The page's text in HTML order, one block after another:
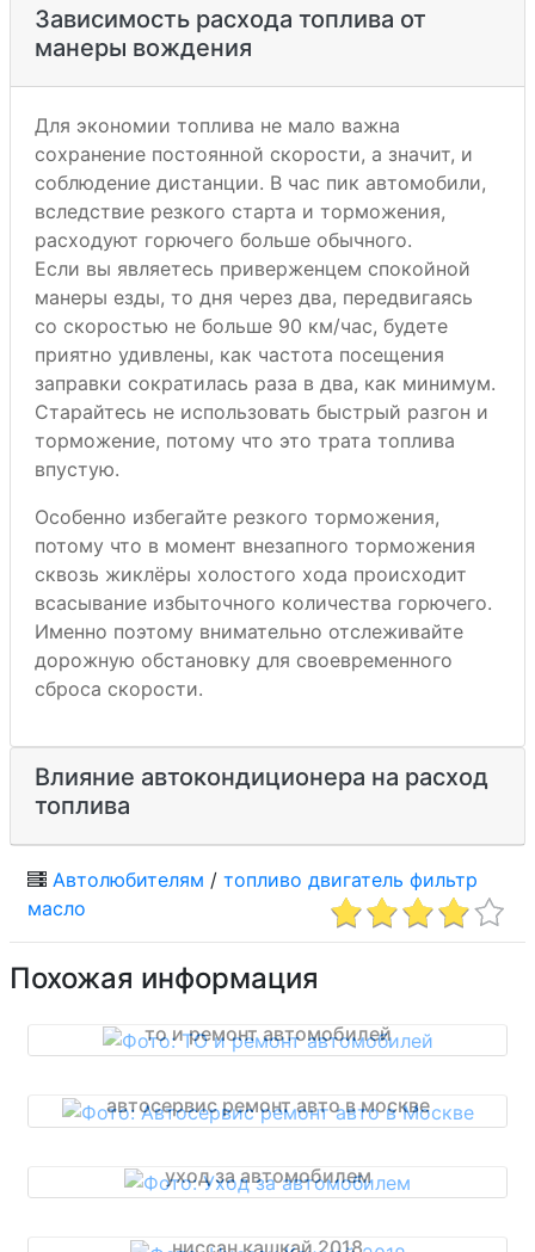
Зависимость расхода топлива от
манеры вождения
Для экономии топлива не мало важна
сохранение постоянной скорости, а значит, и
соблюдение дистанции. В час пик автомобили,
вследствие резкого старта и торможения,
расходуют горючего больше обычного.
Если вы являетесь приверженцем спокойной
манеры езды, то дня через два, передвигаясь
со скоростью не больше 90 км/час, будете
приятно удивлены, как частота посещения
заправки сократилась раза в два, как минимум.
Старайтесь не использовать быстрый разгон и
торможение, потому что это трата топлива
впустую.
Особенно избегайте резкого торможения,
потому что в момент внезапного торможения
сквозь жиклёры холостого хода происходит
всасывание избыточного количества горючего.
Именно поэтому внимательно отслеживайте
дорожную обстановку для своевременного
сброса скорости.
Влияние автокондиционера на расход
топлива
Автолюбителям / топливо двигатель фильтр
масло
Похожая информация
то и ремонт автомобилей
автосервис ремонт авто в москве
уход за автомобилем